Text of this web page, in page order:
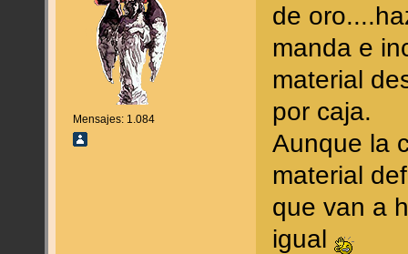
Mensajes: 1.084
de
manda e
material
por caja.
Aunque la
material
que van a
igual